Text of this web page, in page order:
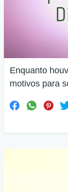
Enquanto
motivos para